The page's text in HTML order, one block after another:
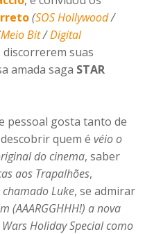
(SOS Hollywood/
Meio Bit/Digital
suas
amada saga STAR
pessoal gosta tanto de
quem évéio o
do cinema, saber
aos Trapalhões,
Luke, se admirar
(AAARGGHHH!) a nova
Holiday Special como